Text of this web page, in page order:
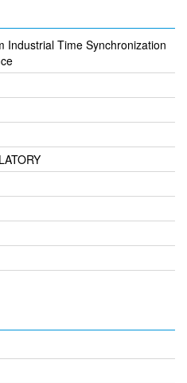
Industrial Time Synchronization